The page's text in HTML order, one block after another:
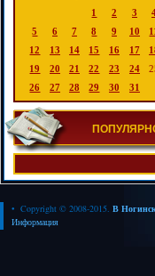
1
2 3
5
6 7 8 9 10
12
13 14 15 16 17
19
20 21 22 23 24
26
27 28 29 30 31
• Copyright © 2008-2015. В
Информация